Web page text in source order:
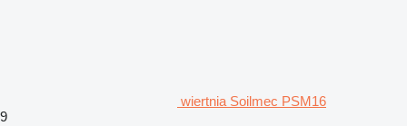
wiertnia Soilmec PSM16
9